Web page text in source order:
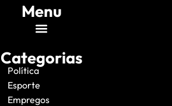
Menu
Categorias
Política
Esporte
Empregos